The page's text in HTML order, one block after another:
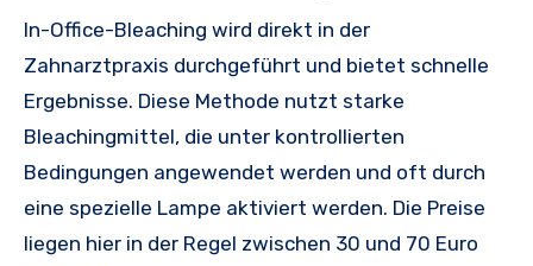
In-Office-Bleaching wird direkt in der
Zahnarztpraxis durchgeführt und bietet schnelle
Ergebnisse. Diese Methode nutzt starke
Bleachingmittel, die unter kontrollierten
Bedingungen angewendet werden und oft durch
eine spezielle Lampe aktiviert werden. Die Preise
liegen hier in der Regel zwischen 30 und 70 Euro